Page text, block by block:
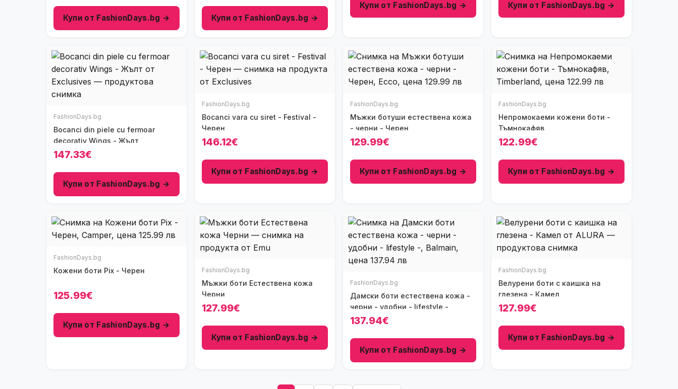
Купи от FashionDays.bg → Купи от FashionDays.bg →
Купи от FashionDays.bg → Купи от FashionDays.bg →
FashionDays.bg
Bocanci din piele cu fermoar
decorativ Wings - Жълт
147.33€
Купи от FashionDays.bg →
FashionDays.bg
Bocanci vara cu siret - Festival -
Черен
146.12€
Купи от FashionDays.bg →
FashionDays.bg
Мъжки ботуши естествена кожа
- черни - Черен
129.99€
Купи от FashionDays.bg →
FashionDays.bg
Непромокаеми кожени боти -
Тъмнокафяв
122.99€
Купи от FashionDays.bg →
FashionDays.bg
Кожени боти Pix - Черен
125.99€
Купи от FashionDays.bg →
FashionDays.bg
Мъжки боти Естествена кожа
Черни
127.99€
Купи от FashionDays.bg →
FashionDays.bg
Дамски боти естествена кожа -
черни - удобни - lifestyle -
137.94€
Купи от FashionDays.bg →
FashionDays.bg
Велурени боти с каишка на
глезена - Камел
127.99€
Купи от FashionDays.bg →